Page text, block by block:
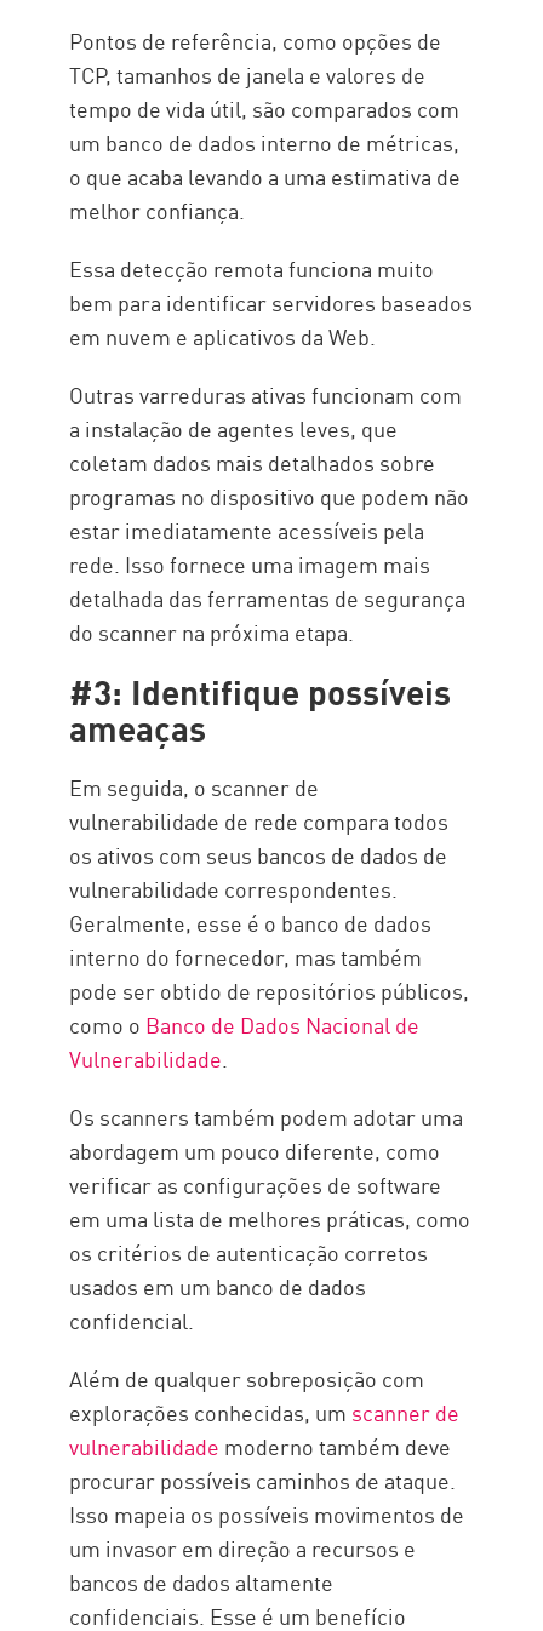
Pontos de referência, como opções de
TCP, tamanhos de janela e valores de
tempo de vida útil, são comparados com
um banco de dados interno de métricas,
o que acaba levando a uma estimativa de
melhor confiança.
Essa detecção remota funciona muito
bem para identificar servidores baseados
em nuvem e aplicativos da Web.
Outras varreduras ativas funcionam com
a instalação de agentes leves, que
coletam dados mais detalhados sobre
programas no dispositivo que podem não
estar imediatamente acessíveis pela
rede. Isso fornece uma imagem mais
detalhada das ferramentas de segurança
do scanner na próxima etapa.
#3: Identifique possíveis
ameaças
Em seguida, o scanner de
vulnerabilidade de rede compara todos
os ativos com seus bancos de dados de
vulnerabilidade correspondentes.
Geralmente, esse é o banco de dados
interno do fornecedor, mas também
pode ser obtido de repositórios públicos,
como o Banco de Dados Nacional de
Vulnerabilidade.
Os scanners também podem adotar uma
abordagem um pouco diferente, como
verificar as configurações de software
em uma lista de melhores práticas, como
os critérios de autenticação corretos
usados em um banco de dados
confidencial.
Além de qualquer sobreposição com
explorações conhecidas, um scanner de
vulnerabilidade moderno também deve
procurar possíveis caminhos de ataque.
Isso mapeia os possíveis movimentos de
um invasor em direção a recursos e
bancos de dados altamente
confidenciais. Esse é um benefício